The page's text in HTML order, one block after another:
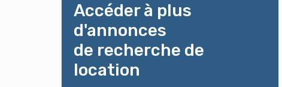
Accéder à plus
d'annonces
de recherche de
location